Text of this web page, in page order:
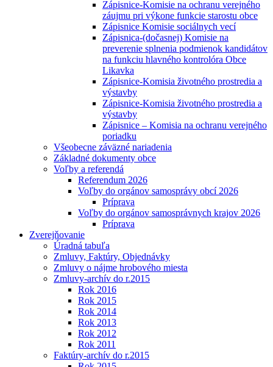
Zápisnice-Komisie na ochranu verejného
záujmu pri výkone funkcie starostu obce
Zápisnice Komisie sociálnych vecí
Zápisnica-(dočasnej) Komisie na
preverenie splnenia podmienok kandidátov
na funkciu hlavného kontrolóra Obce
Likavka
Zápisnice-Komisia životného prostredia a
výstavby
Zápisnice-Komisia životného prostredia a
výstavby
Zápisnice – Komisia na ochranu verejného
poriadku
Všeobecne záväzné nariadenia
Základné dokumenty obce
Voľby a referendá
Referendum 2026
Voľby do orgánov samosprávy obcí 2026
Príprava
Voľby do orgánov samosprávnych krajov 2026
Príprava
Zverejňovanie
Úradná tabuľa
Zmluvy, Faktúry, Objednávky
Zmluvy o nájme hrobového miesta
Zmluvy-archív do r.2015
Rok 2016
Rok 2015
Rok 2014
Rok 2013
Rok 2012
Rok 2011
Faktúry-archív do r.2015